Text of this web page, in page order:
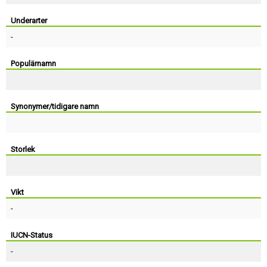
Underarter
-
Populärnamn
Synonymer/tidigare namn
Storlek
Vikt
-
IUCN-Status
-